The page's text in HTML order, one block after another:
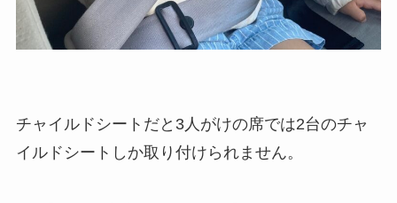
チャイルドシートだと3人がけの席では2台のチャ
イルドシートしか取り付けられません。